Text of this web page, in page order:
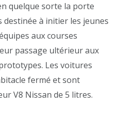
quelque sorte la porte
destinée à initier les jeunes
aux courses
passage ultérieur aux
Les voitures
fermé et sont
V8 Nissan de 5 litres.